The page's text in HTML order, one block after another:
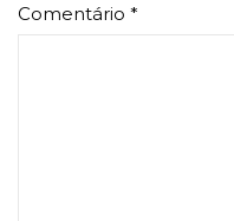
Comentário *